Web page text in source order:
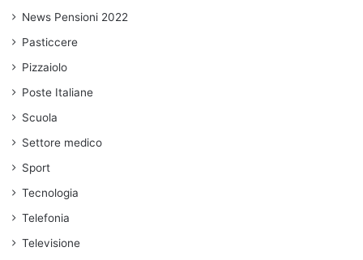
News Pensioni 2022
Pasticcere
Pizzaiolo
Poste Italiane
Scuola
Settore medico
Sport
Tecnologia
Telefonia
Televisione